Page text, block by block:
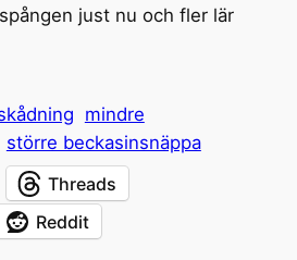
just nu och fler lär
mindre
större beckasinsnäppa
Threads
Reddit